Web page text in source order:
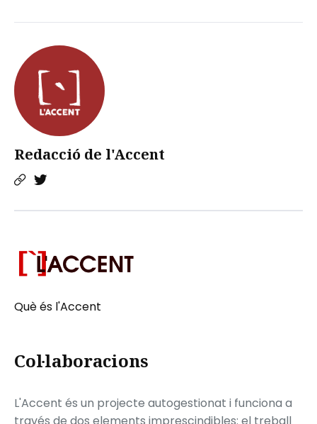
Redacció de l'Accent
Què és l'Accent
Col·laboracions
L'Accent és un projecte autogestionat i funciona a